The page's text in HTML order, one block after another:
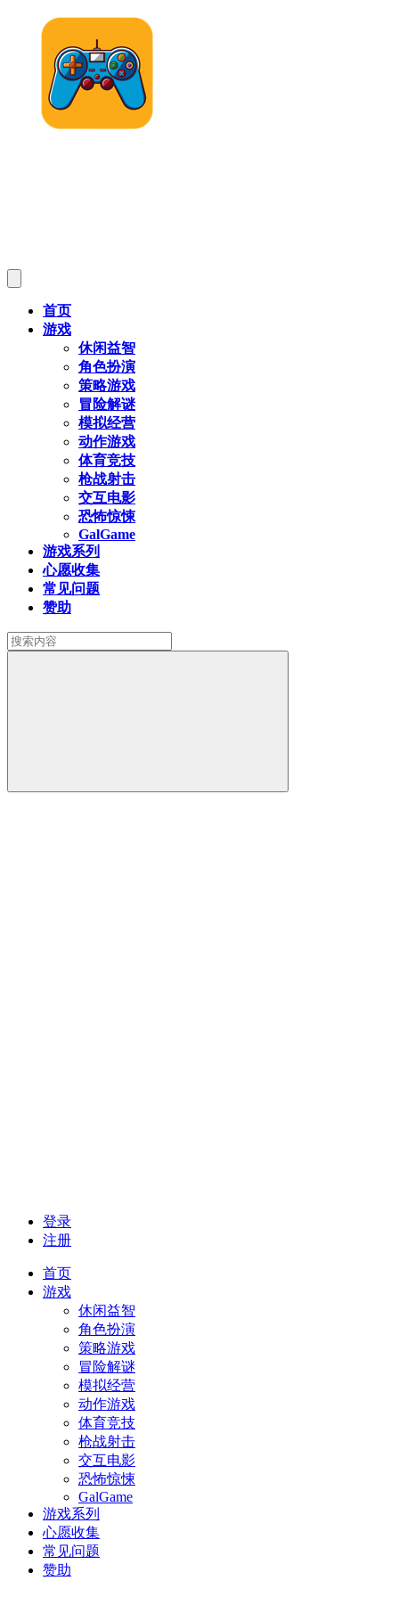
首页
游戏
休闲益智
角色扮演
策略游戏
冒险解谜
模拟经营
动作游戏
体育竞技
枪战射击
交互电影
恐怖惊悚
GalGame
游戏系列
心愿收集
常见问题
赞助
登录
注册
首页
游戏
休闲益智
角色扮演
策略游戏
冒险解谜
模拟经营
动作游戏
体育竞技
枪战射击
交互电影
恐怖惊悚
GalGame
游戏系列
心愿收集
常见问题
赞助